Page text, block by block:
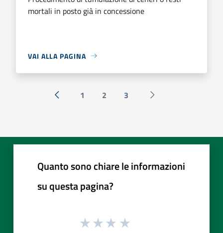
mortali in posto già in concessione
VAI ALLA PAGINA
« Precedente
1 2 3 Successiva »
Quanto sono chiare le informazioni
su questa pagina?